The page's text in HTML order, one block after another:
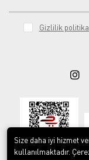
Gizlilik
Size daha iyi hizmet
kullanılmaktadır.